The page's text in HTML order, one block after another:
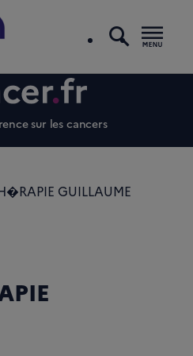
sur les cancers
GUILLAUME